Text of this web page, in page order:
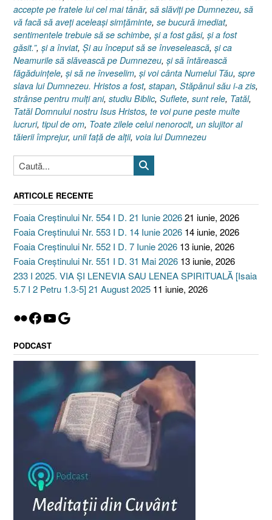
accepte pe fratele lui cel mai tânăr, să slăviţi pe Dumnezeu, să
vă facă să aveţi aceleaşi simţăminte, se bucură imediat,
sentimentele trebuie să se schimbe, şi a fost găsi, şi a fost
găsit.”, şi a înviat, Şi au început să se înveselească, şi ca
Neamurile să slăvească pe Dumnezeu, şi să întărească
făgăduinţele, şi să ne înveselim, şi voi cânta Numelui Tău, spre
slava lui Dumnezeu. Hristos a fost, stapan, Stăpânul său i-a zis,
strânse pentru mulţi ani, studiu Biblic, Suflete, sunt rele, Tatăl,
Tatăl Domnului nostru Isus Hristos, te voi pune peste multe
lucruri, tipul de om, Toate zilele celui nenorocit, un slujitor al
tăierii împrejur, unii faţă de alţii, voia lui Dumnezeu
ARTICOLE RECENTE
Foaia Creștinului Nr. 554 I D. 21 Iunie 202621 iunie, 2026
Foaia Creștinului Nr. 553 I D. 14 Iunie 2026 14 iunie, 2026
Foaia Creștinului Nr. 552 I D. 7 Iunie 2026 13 iunie, 2026
Foaia Creștinului Nr. 551 I D. 31 Mai 2026 13 iunie, 2026
233 I 2025. VIA ȘI LENEVIA SAU LENEA SPIRITUALĂ [Isaia
5.7 I 2 Petru 1.3-5] 21 August 2025 11 iunie, 2026
Flickr
Facebook
YouTube
Google
PODCAST